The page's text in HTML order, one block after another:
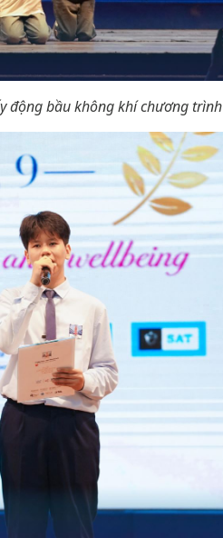
động bầu không khí chương trình